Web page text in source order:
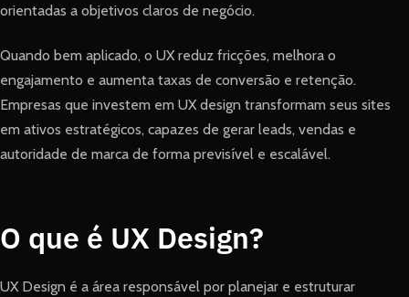
orientadas a objetivos claros de negócio.
Quando bem aplicado, o UX reduz fricções, melhora o
engajamento e aumenta taxas de conversão e retenção.
Empresas que investem em UX design transformam seus sites
em ativos estratégicos, capazes de gerar leads, vendas e
autoridade de marca de forma previsível e escalável.
O que é UX Design?
UX Design é a área responsável por planejar e estruturar